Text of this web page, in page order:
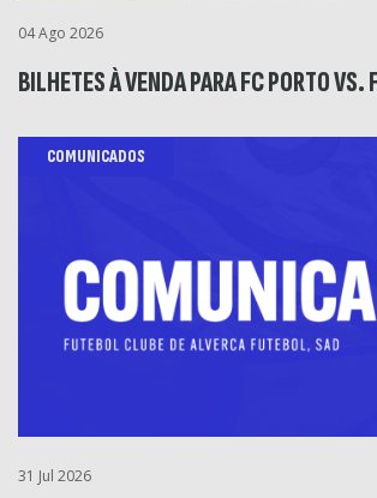
04 Ago 2026
BILHETES À VENDA PARA FC PORTO VS.
COMUNICADOS
31 Jul 2026